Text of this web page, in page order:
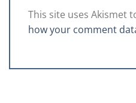
This site uses Akismet
how your comment